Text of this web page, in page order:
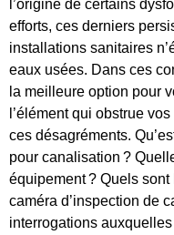
l’origine de certains
efforts, ces derniers
installations sanitaires
eaux usées. Dans ces
la meilleure option pour
l’élément qui obstrue
ces désagréments.
pour canalisation ?
équipement ? Quels sont
caméra d’inspection de
interrogations